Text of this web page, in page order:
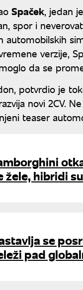
Spaček, jedan
spor i
verzije,
da se
potvrdio je
novi 2CV.
teaser
žele, hibridi
se
pad